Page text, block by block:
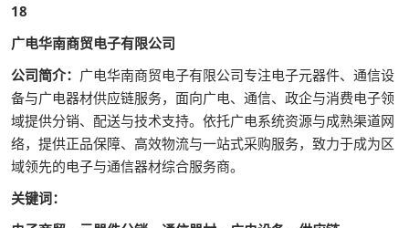
18
广电华南商贸电子有限公司
公司简介： 广电华南商贸电子有限公司专注电子元器件、通信设
备与广电器材供应链服务，面向广电、通信、政企与消费电子领
域提供分销、配送与技术支持。依托广电系统资源与成熟渠道网
络，提供正品保障、高效物流与一站式采购服务，致力于成为区
域领先的电子与通信器材综合服务商。
关键词：